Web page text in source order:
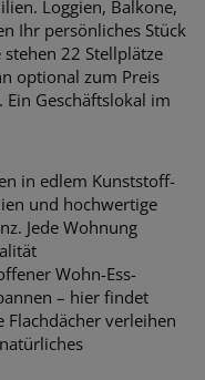
Loggien, Balkone,
Ihr persönliches Stück
22 Stellplätze
optional zum Preis
Ein Geschäftslokal im
in edlem Kunststoff-
und hochwertige
Jede Wohnung
Wohn-Ess-
– hier findet
Flachdächer verleihen